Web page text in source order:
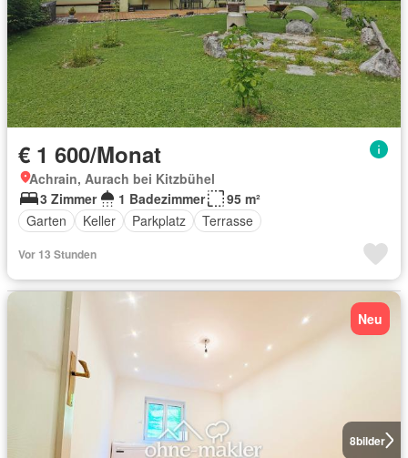
€ 1 600/Monat
Achrain, Aurach bei Kitzbühel
3 Zimmer
1 Badezimmer
95 m²
Garten
Keller Parkplatz Terrasse
Vor 13 Stunden
8bilder
Neu